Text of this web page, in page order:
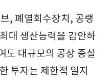
, 폐열회수장치, 공랭
대 생산능력을 감안하
도 대규모의 공장 증설
투자는 제한적 일지